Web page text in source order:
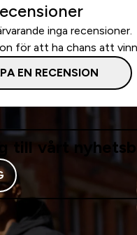
inga recensioner.
för att ha chans att
EN RECENSION
till vårt